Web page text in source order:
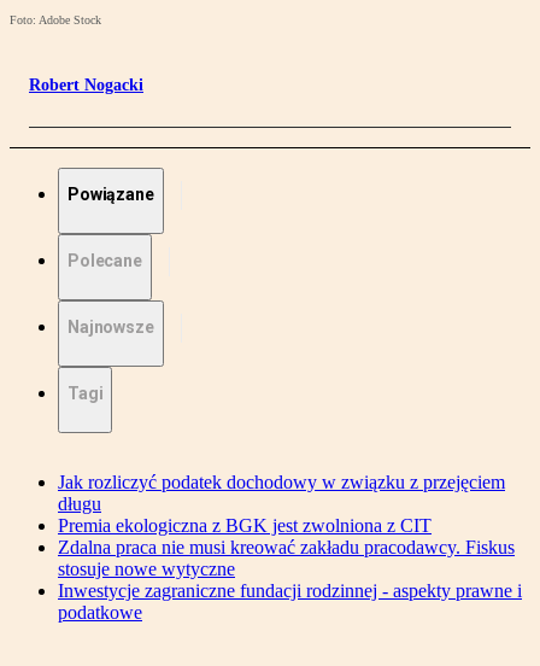
Foto: Adobe Stock
Robert Nogacki
Powiązane
Polecane
Najnowsze
Tagi
Jak rozliczyć podatek dochodowy w związku z przejęciem
długu
Premia ekologiczna z BGK jest zwolniona z CIT
Zdalna praca nie musi kreować zakładu pracodawcy. Fiskus
stosuje nowe wytyczne
Inwestycje zagraniczne fundacji rodzinnej - aspekty prawne i
podatkowe